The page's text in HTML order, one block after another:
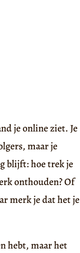
je online ziet. Je
maar je
blijft: hoe trek je
onthouden? Of
merk je dat het je
hebt, maar het